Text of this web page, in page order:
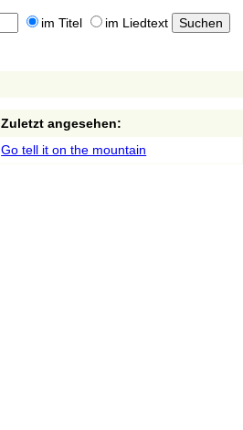
im Titel im Liedtext
Zuletzt angesehen:
Go tell it on the mountain